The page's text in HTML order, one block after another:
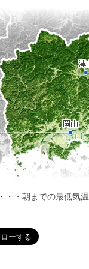
・・・朝までの最低気温